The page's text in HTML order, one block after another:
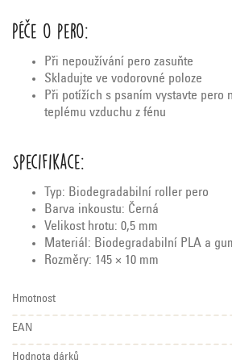
Péče o pero:
Při nepoužívání pero zasuňte
Skladujte ve vodorovné poloze
Při potížích s psaním vystavte pero
teplému vzduchu z fénu
Specifikace:
Typ: Biodegradabilní roller pero
Barva inkoustu: Černá
Velikost hrotu: 0,5 mm
Materiál: Biodegradabilní PLA a
Rozměry: 145 × 10 mm
Hmotnost
EAN
Hodnota dárků